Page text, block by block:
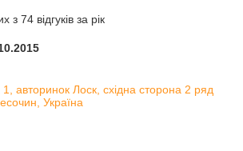
з 74 відгуків за рік
авторинок Лоск, східна сторона 2 ряд
Україна